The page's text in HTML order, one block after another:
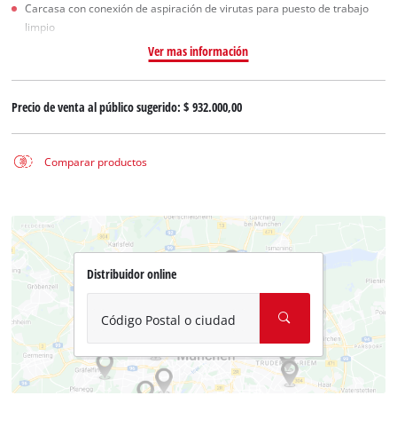
Carcasa con conexión de aspiración de virutas para puesto de trabajo
limpio
Ver mas información
Precio de venta al público sugerido:$ 932.000,00
Comparar productos
Distribuidor online
Código Postal o ciudad